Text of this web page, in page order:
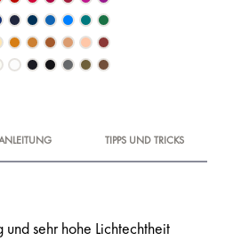
TIPPS UND TRICKS
und sehr hohe Lichtechtheit